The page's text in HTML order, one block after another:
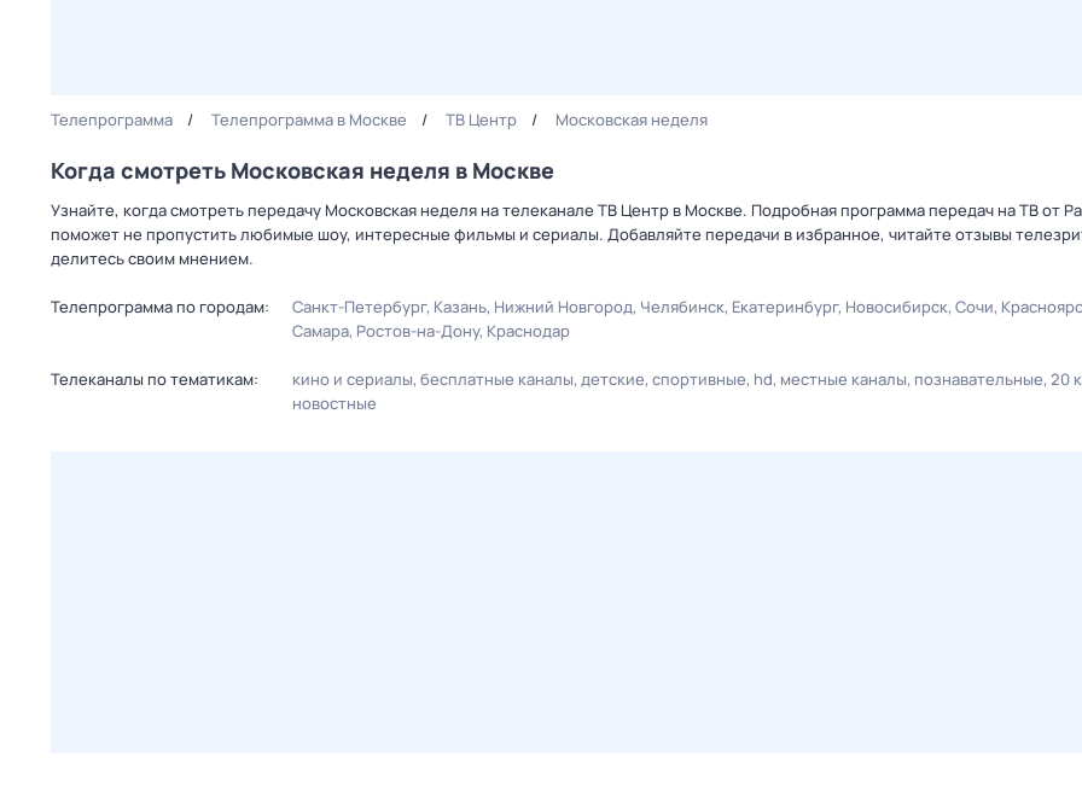
Телепрограмма Телепрограмма в Москве ТВ Центр Московская неделя
Когда смотреть Московская неделя в Москве
Узнайте, когда смотреть передачу Московская неделя на телеканале ТВ Центр в Москве. Подробная программа передач на ТВ от
поможет не пропустить любимые шоу, интересные фильмы и сериалы. Добавляйте передачи в избранное, читайте отзывы
делитесь своим мнением.
Телепрограмма по городам: Санкт-Петербург Казань Нижний Новгород Челябинск Екатеринбург Новосибирск Сочи
Самара Ростов-на-Дону Краснодар
Телеканалы по тематикам: кино и сериалы бесплатные каналы детские спортивные hd местные каналы познавательные 20
новостные